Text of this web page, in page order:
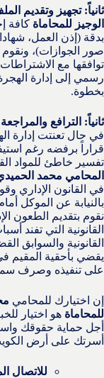
ثانياً: تجهيز وتقديم
الوجيز للمحاماة كافة
بدقة (إذن العمل،
صور الجوازات)،
توافقها مع
رسمي إلى إدارة
بخطوة.
ثانياً: الترافع
في حال تعنتت إدارة
قراراً برفضه رغم
تفسير خاطئ للمواد
المحامي محمد
في القانون الإداري
بالنيابة عن الموكل
نقوم بتقديم الطعون
القانونية التي تفند
القانونية والسوابق
يقضي بأحقية المقيم في
على تنفيذه وصرف
إن اختيارك للمحامي
للمحاماة هو اختيار
أجل حماية حقوقك
أسرتك على أرض
للاتصال